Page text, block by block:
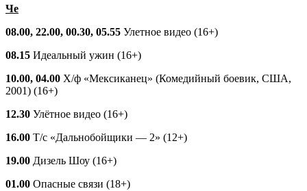
Че
08.00, 22.00, 00.30, 05.55 Улетное видео (16+)
08.15 Идеальный ужин (16+)
10.00, 04.00 Х/ф «Мексиканец» (Комедийный боевик, США,
2001) (16+)
12.30 Улётное видео (16+)
16.00 Т/с «Дальнобойщики — 2» (12+)
19.00 Дизель Шоу (16+)
01.00 Опасные связи (18+)